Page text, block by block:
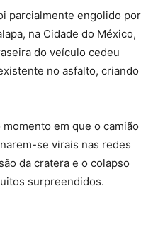
parcialmente engolido por
na Cidade do México,
do veículo cedeu
no asfalto, criando
em que o camião
se virais nas redes
da cratera e o colapso
surpreendidos.